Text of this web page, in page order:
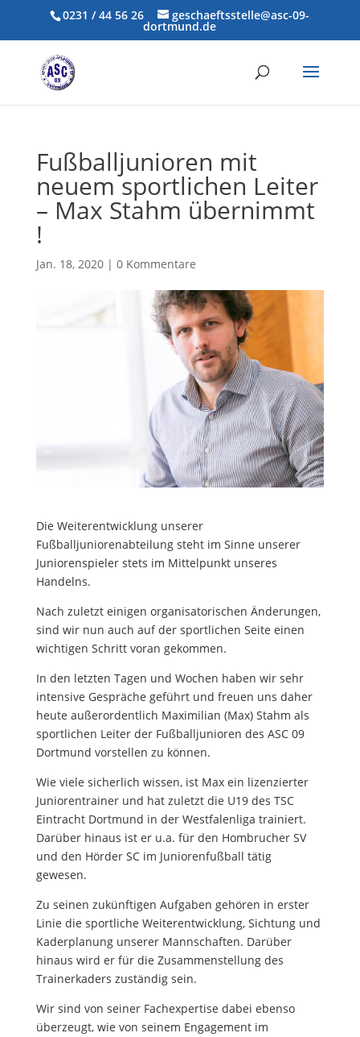
0231 / 44 56 26 geschaeftsstelle@asc-09-
dortmund.de
Fußballjunioren mit
neuem sportlichen Leiter
– Max Stahm übernimmt
!
Jan. 18, 2020| 0 Kommentare
Die Weiterentwicklung unserer
Fußballjuniorenabteilung steht im Sinne unserer
Juniorenspieler stets im Mittelpunkt unseres
Handelns.
Nach zuletzt einigen organisatorischen Änderungen,
sind wir nun auch auf der sportlichen Seite einen
wichtigen Schritt voran gekommen.
In den letzten Tagen und Wochen haben wir sehr
intensive Gespräche geführt und freuen uns daher
heute außerordentlich Maximilian (Max) Stahm als
sportlichen Leiter der Fußballjunioren des ASC 09
Dortmund vorstellen zu können.
Wie viele sicherlich wissen, ist Max ein lizenzierter
Juniorentrainer und hat zuletzt die U19 des TSC
Eintracht Dortmund in der Westfalenliga trainiert.
Darüber hinaus ist er u.a. für den Hombrucher SV
und den Hörder SC im Juniorenfußball tätig
gewesen.
Zu seinen zukünftigen Aufgaben gehören in erster
Linie die sportliche Weiterentwicklung, Sichtung und
Kaderplanung unserer Mannschaften. Darüber
hinaus wird er für die Zusammenstellung des
Trainerkaders zuständig sein.
Wir sind von seiner Fachexpertise dabei ebenso
überzeugt, wie von seinem Engagement im